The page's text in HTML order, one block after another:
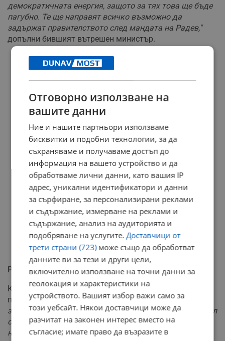
демократичната енергия, защото за тях това ще бъде
пагубно. Те ще направят всичко възможно да
задържат правителството след мандата на Радев,"
допълни бившият вътрешен министър.
РЕКЛАМА
Резултатът в Пазарджик и бъдещето на Митов
Коментирайки изборите в Пазарджик, Цветанов
посочи:"Резултатът в Пазарджик беше очакван,
защото нито един министър или народен представител
от ГЕРБ отиде на място за предизборни срещи. Ново
начало бяха всеки ден на терен в последните 30 дни
Отговорно използване на
вашите данни
Ние и нашите партньори използваме
бисквитки и подобни технологии, за да
съхраняваме и получаваме достъп до
информация на вашето устройство и да
обработваме лични данни, като вашия IP
адрес, уникални идентификатори и данни
за сърфиране, за персонализирани реклами
и съдържание, измерване на реклами и
съдържание, анализ на аудиторията и
подобряване на услугите.Доставчици от
трети страни (723)може също да обработват
данните ви за тези и други цели,
включително използване на точни данни за
геолокация и характеристики на
устройството. Вашият избор важи само за
този уебсайт. Някои доставчици може да
разчитат на законен интерес вместо на
съгласие; имате право да възразите в